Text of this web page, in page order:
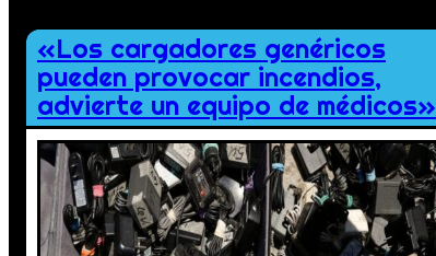
«Los cargadores genéricos
pueden provocar incendios,
advierte un equipo de médicos»